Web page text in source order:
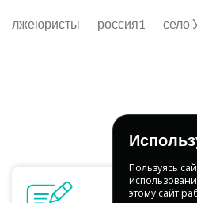
лжеюристы россия1 село
Пользуясь
этому сайт